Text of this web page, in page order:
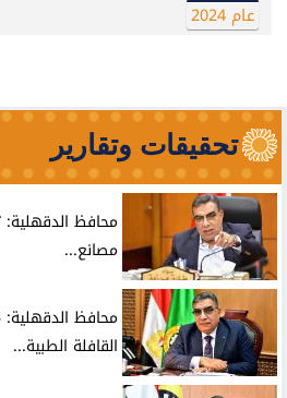
عام 2024
تحقيقات وتقارير
محافظ الدقهلية:
مصانع...
القافلة الطبية...